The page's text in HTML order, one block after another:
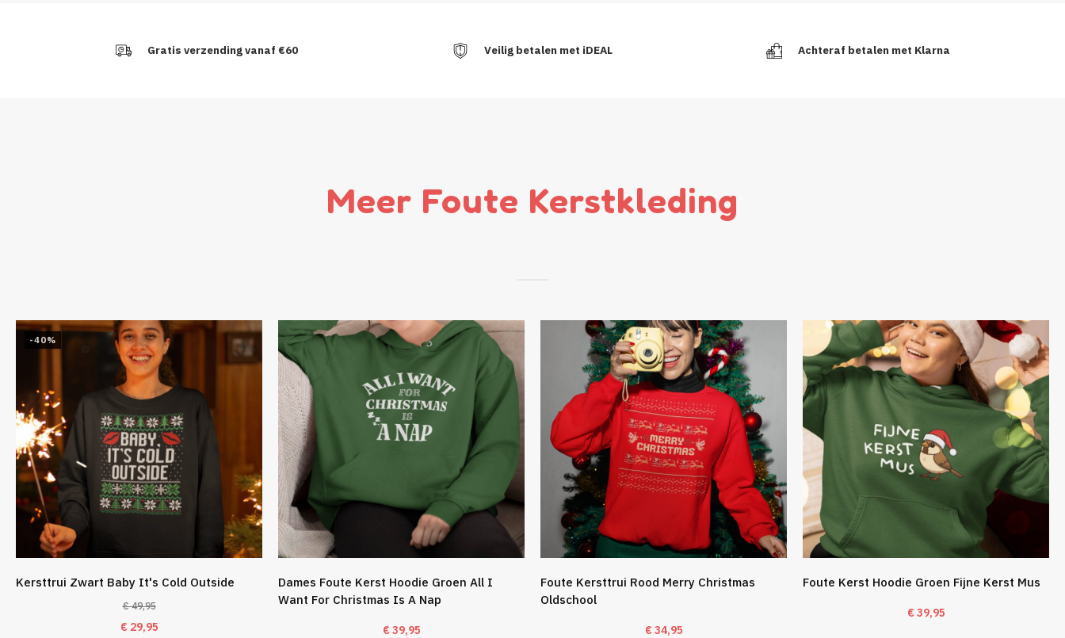
Gratis verzending vanaf €60 Veilig betalen met iDEAL Achteraf betalen met Klarna
Meer Foute Kerstkleding
-40%
Kersttrui Zwart Baby It's Cold Outside
€49,95
Oorspronkelijke
€29,95Huidige
Dames Foute Kerst Hoodie Groen All I
Want For Christmas Is A Nap
€39,95
Foute Kersttrui Rood Merry Christmas
Oldschool
€34,95
Foute Kerst Hoodie Groen Fijne Kerst Mus
€39,95